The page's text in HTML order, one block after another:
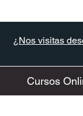
¿Nos visitas
Cursos